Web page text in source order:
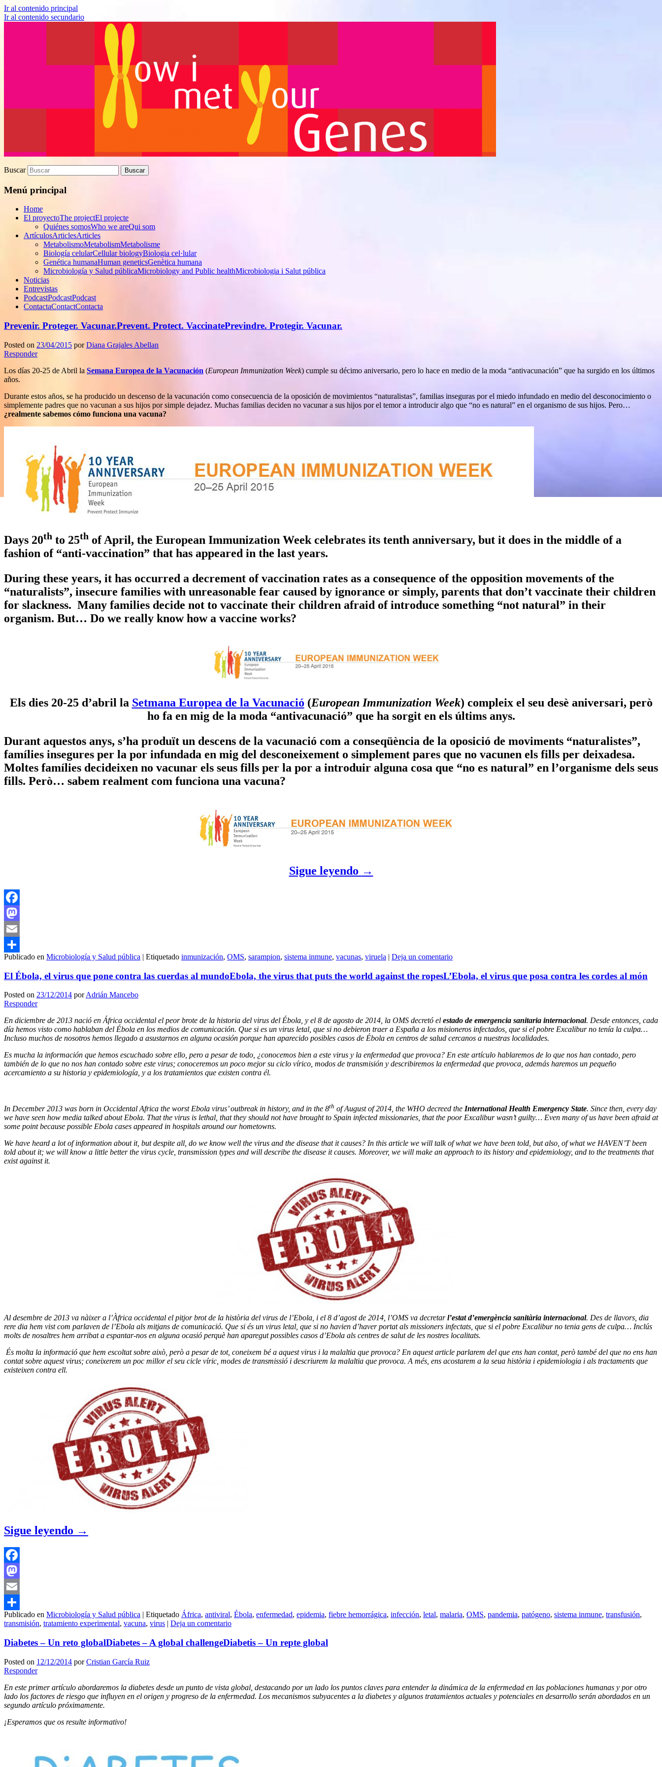
Ir al contenido principal
Ir al contenido secundario
How I met your genes
Proyecto de divulgación científica sobre Biomedicina
Buscar
Menú principal
Home
El proyectoThe projectEl projecte
Quiénes somosWho we areQui som
ArtículosArticlesArticles
MetabolismoMetabolismMetabolisme
Biología celularCellular biologyBiologia cel·lular
Genética humanaHuman geneticsGenètica humana
Microbiología y Salud públicaMicrobiology and Public healthMicrobiologia i Salut pública
Noticias
Entrevistas
PodcastPodcastPodcast
ContactaContactContacta
Prevenir. Proteger. Vacunar.Prevent. Protect. VaccinatePrevindre. Protegir. Vacunar.
Posted on 23/04/2015 porDiana Grajales Abellan
Responder
Los días 20-25 de Abril la Semana Europea de la Vacunación (European Immunization Week) cumple su décimo aniversario, pero lo hace en medio de la moda “antivacunación” que ha surgido en los últimos
años.
Durante estos años, se ha producido un descenso de la vacunación como consecuencia de la oposición de movimientos “naturalistas”, familias inseguras por el miedo infundado en medio del desconocimiento o
simplemente padres que no vacunan a sus hijos por simple dejadez. Muchas familias deciden no vacunar a sus hijos por el temor a introducir algo que “no es natural” en el organismo de sus hijos. Pero…
¿realmente sabemos cómo funciona una vacuna?
Days 20th to 25th of April, the European Immunization Week celebrates its tenth anniversary, but it does in the middle of a
fashion of “anti-vaccination” that has appeared in the last years.
During these years, it has occurred a decrement of vaccination rates as a consequence of the opposition movements of the
“naturalists”, insecure families with unreasonable fear caused by ignorance or simply, parents that don’t vaccinate their children
for slackness. Many families decide not to vaccinate their children afraid of introduce something “not natural” in their
organism. But… Do we really know how a vaccine works?
Els dies 20-25 d’abril la Setmana Europea de la Vacunació (European Immunization Week) compleix el seu desè aniversari, però
ho fa en mig de la moda “antivacunació” que ha sorgit en els últims anys.
Durant aquestos anys, s’ha produït un descens de la vacunació com a conseqüència de la oposició de moviments “naturalistes”,
famílies insegures per la por infundada en mig del desconeixement o simplement pares que no vacunen els fills per deixadesa.
Moltes famílies decideixen no vacunar els seus fills per la por a introduir alguna cosa que “no es natural” en l’organisme dels seus
fills. Però… sabem realment com funciona una vacuna?
Sigue leyendo →
Facebook
Mastodon
Email
Compartir
Publicado en Microbiología y Salud pública | Etiquetado inmunización, OMS, sarampion, sistema inmune, vacunas, viruela | Deja un comentario
El Ébola, el virus que pone contra las cuerdas al mundoEbola, the virus that puts the world against the ropesL’Ebola, el virus que posa contra les cordes al món
Posted on 23/12/2014 porAdrián Mancebo
Responder
En diciembre de 2013 nació en África occidental el peor brote de la historia del virus del Ébola, y el 8 de agosto de 2014, la OMS decretó el estado de emergencia sanitaria internacional. Desde entonces, cada
día hemos visto como hablaban del Ébola en los medios de comunicación. Que si es un virus letal, que si no debieron traer a España a los misioneros infectados, que si el pobre Excalibur no tenía la culpa…
Incluso muchos de nosotros hemos llegado a asustarnos en alguna ocasión porque han aparecido posibles casos de Ébola en centros de salud cercanos a nuestras localidades.
Es mucha la información que hemos escuchado sobre ello, pero a pesar de todo, ¿conocemos bien a este virus y la enfermedad que provoca? En este artículo hablaremos de lo que nos han contado, pero
también de lo que no nos han contado sobre este virus; conoceremos un poco mejor su ciclo vírico, modos de transmisión y describiremos la enfermedad que provoca, además haremos un pequeño
acercamiento a su historia y epidemiología, y a los tratamientos que existen contra él.
In December 2013 was born in Occidental Africa the worst Ebola virus’ outbreak in history, and in the 8th of August of 2014, the WHO decreed the International Health Emergency State. Since then, every day
we have seen how media talked about Ebola. That the virus is lethal, that they should not have brought to Spain infected missionaries, that the poor Excalibur wasn’t guilty… Even many of us have been afraid at
some point because possible Ebola cases appeared in hospitals around our hometowns.
We have heard a lot of information about it, but despite all, do we know well the virus and the disease that it causes? In this article we will talk of what we have been told, but also, of what we HAVEN’T been
told about it; we will know a little better the virus cycle, transmission types and will describe the disease it causes. Moreover, we will make an approach to its history and epidemiology, and to the treatments that
exist against it.
Al desembre de 2013 va nàixer a l’Àfrica occidental el pitjor brot de la història del virus de l’Ebola, i el 8 d’agost de 2014, l’OMS va decretarl’estat d’emergència sanitària internacional. Des de llavors, dia
rere dia hem vist com parlaven de l’Ebola als mitjans de comunicació. Que si és un virus letal, que si no havien d’haver portat als missioners infectats, que si el pobre Excalibur no tenia gens de culpa… Inclús
molts de nosaltres hem arribat a espantar-nos en alguna ocasió perquè han aparegut possibles casos d’Ebola als centres de salut de les nostres localitats.
És molta la informació que hem escoltat sobre això, però a pesar de tot, coneixem bé a aquest virus i la malaltia que provoca? En aquest article parlarem del que ens han contat, però també del que no ens han
contat sobre aquest virus; coneixerem un poc millor el seu cicle víric, modes de transmissió i descriurem la malaltia que provoca. A més, ens acostarem a la seua història i epidemiologia i als tractaments que
existeixen contra ell.
Sigue leyendo →
Facebook
Mastodon
Email
Compartir
Publicado en Microbiología y Salud pública | Etiquetado África, antiviral, Ébola, enfermedad, epidemia, fiebre hemorrágica, infección, letal, malaria, OMS, pandemia, patógeno, sistema inmune, transfusión,
transmisión, tratamiento experimental, vacuna, virus | Deja un comentario
Diabetes – Un reto globalDiabetes – A global challengeDiabetis – Un repte global
Posted on 12/12/2014 porCristian García Ruiz
Responder
En este primer artículo abordaremos la diabetes desde un punto de vista global, destacando por un lado los puntos claves para entender la dinámica de la enfermedad en las poblaciones humanas y por otro
lado los factores de riesgo que influyen en el origen y progreso de la enfermedad. Los mecanismos subyacentes a la diabetes y algunos tratamientos actuales y potenciales en desarrollo serán abordados en un
segundo artículo próximamente.
¡Esperamos que os resulte informativo!